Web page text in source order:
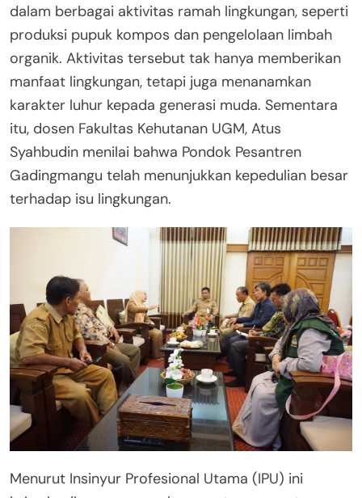
dalam berbagai aktivitas ramah lingkungan, seperti
produksi pupuk kompos dan pengelolaan limbah
organik. Aktivitas tersebut tak hanya memberikan
manfaat lingkungan, tetapi juga menanamkan
karakter luhur kepada generasi muda. Sementara
itu, dosen Fakultas Kehutanan UGM, Atus
Syahbudin menilai bahwa Pondok Pesantren
Gadingmangu telah menunjukkan kepedulian besar
terhadap isu lingkungan.
Menurut Insinyur Profesional Utama (IPU) ini